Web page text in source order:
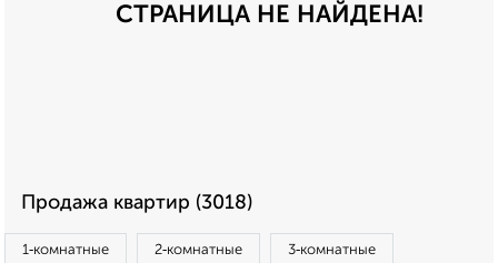
СТРАНИЦА НЕ НАЙДЕНА!
Продажа квартир (3018)
1‑комнатные 2‑комнатные 3‑комнатные